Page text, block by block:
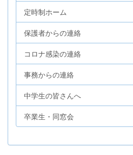
定時制ホーム
保護者からの連絡
コロナ感染の連絡
事務からの連絡
中学生の皆さんへ
卒業生・同窓会